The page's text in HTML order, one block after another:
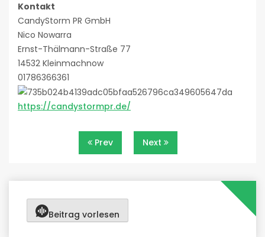
Kontakt
CandyStorm PR GmbH
Nico Nowarra
Ernst-Thälmann-Straße 77
14532 Kleinmachnow
01786366361
https://candystormpr.de/
Beitragsnavigation
Prev Next
Beitrag vorlesen